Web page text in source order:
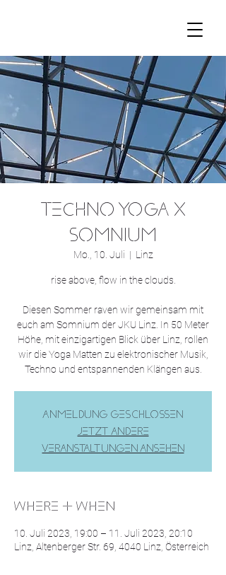
TECHNO YOGA x
SOMNIUM
Mo., 10. Juli
  |
Linz
rise above, flow in the clouds.
Diesen Sommer raven wir gemeinsam mit
euch am Somnium der JKU Linz. In 50 Meter
Höhe, mit einzigartigen Blick über Linz, rollen
wir die Yoga Matten zu elektronischer Musik,
Techno und entspannenden Klängen aus.
Anmeldung geschlossen
Jetzt andere
Veranstaltungen ansehen
WHERE & WHEN
10. Juli 2023, 19:00 – 11. Juli 2023, 20:10
Linz, Altenberger Str. 69, 4040 Linz, Österreich